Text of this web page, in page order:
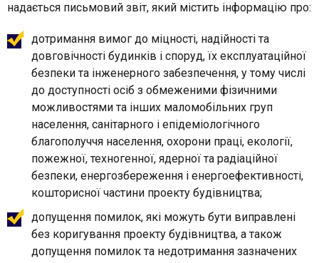
надається письмовий звіт, який містить інформацію про:
дотримання вимог до міцності, надійності та
довговічності будинків і споруд, їх експлуатаційної
безпеки та інженерного забезпечення, у тому числі
до доступності осіб з обмеженими фізичними
можливостями та інших маломобільних груп
населення, санітарного і епідеміологічного
благополуччя населення, охорони праці, екології,
пожежної, техногенної, ядерної та радіаційної
безпеки, енергозбереження і енергоефективності,
кошторисної частини проекту будівництва;
допущення помилок, які можуть бути виправлені
без коригування проекту будівництва, а також
допущення помилок та недотримання зазначених